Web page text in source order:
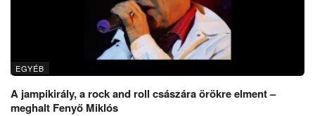
EGYÉB
A jampikirály, a rock and roll császára örökre elment –
meghalt Fenyő Miklós